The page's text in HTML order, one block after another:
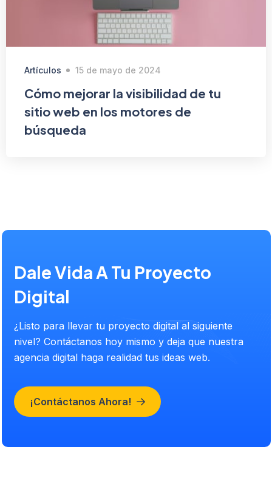
Artículos 15 de mayo de 2024
Cómo mejorar la visibilidad de tu
sitio web en los motores de
búsqueda
Dale Vida A Tu Proyecto
Digital
¿Listo para llevar tu proyecto digital al siguiente
nivel? Contáctanos hoy mismo y deja que nuestra
agencia digital haga realidad tus ideas web.
¡Contáctanos Ahora!